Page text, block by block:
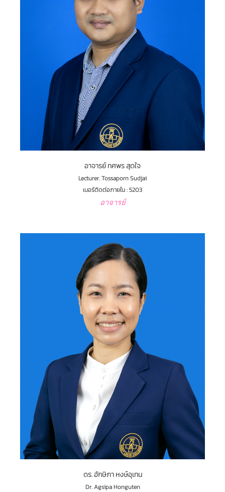
อาจารย์ ทศพร สุดใจ
Lecturer. Tossaporn Sudjai
เบอร์ติดต่อภายใน : 5203
อาจารย์
ดร. อักษิภา หงษ์อุเทน
Dr. Agsipa Honguten